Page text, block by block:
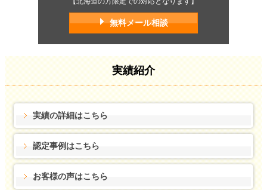
無料メール相談
実績紹介
実績の詳細はこちら
認定事例はこちら
お客様の声はこちら